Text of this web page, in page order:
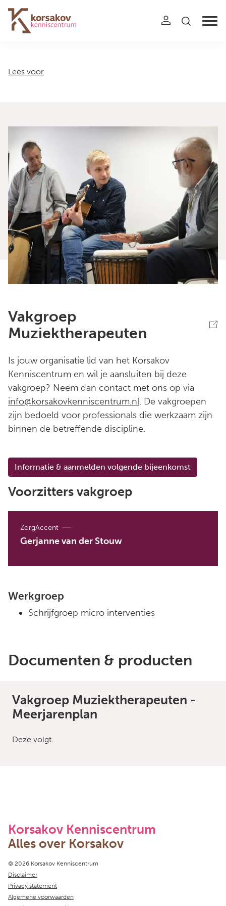
Navigation
Lees voor
Vakgroep
Muziektherapeuten
Is jouw organisatie lid van het Korsakov
Kenniscentrum en wil je aansluiten bij deze
vakgroep? Neem dan contact met ons op via
info@korsakovkenniscentrum.nl. De vakgroepen
zijn bedoeld voor professionals die werkzaam zijn
binnen de betreffende discipline.
Informatie & aanmelden volgende bijeenkomst
Voorzitters vakgroep
ZorgAccent
Gerjanne van der Stouw
Werkgroep
Schrijfgroep micro interventies
Documenten & producten
Vakgroep Muziektherapeuten -
Meerjarenplan
Deze volgt.
Korsakov Kenniscentrum
Alles over Korsakov
Copyright navigation
© 2026 Korsakov Kenniscentrum
Disclaimer
Privacy statement
Algemene voorwaarden